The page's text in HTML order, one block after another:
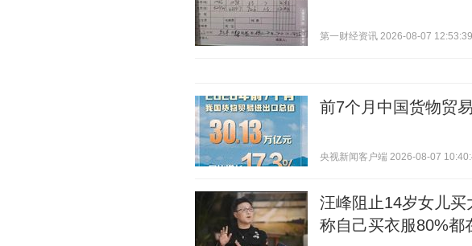
第一财经资讯 2026-08-07 12:53:39
前7个月中国货物贸
央视新闻客户端 2026-08-07
汪峰阻止14岁女儿买
称自己买衣服80%都